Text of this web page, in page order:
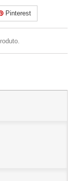
Pinterest